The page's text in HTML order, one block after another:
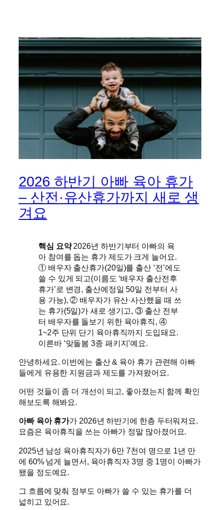
2026 하반기 아빠 육아 휴가
– 산전·유산휴가까지 새로 생
겨요
핵심 요약2026년 하반기부터 아빠의 육
아 참여를 돕는 휴가 제도가 크게 늘어요.
① 배우자 출산휴가(20일)를 출산 ‘전’에도
쓸 수 있게 되고(이름도 ‘배우자 출산전후
휴가’로 변경, 출산예정일 50일 전부터 사
용 가능), ② 배우자가 유산·사산했을 때 쓰
는 휴가(5일)가 새로 생기고, ③ 출산 전부
터 배우자를 돌보기 위한 육아휴직, ④
1~2주 단위 단기 육아휴직까지 도입돼요.
이른바 ‘맞돌봄 3종 패키지’예요.
안녕하세요. 이번에는 출산 & 육아 휴가 관련해 아빠
들에게 유용한 지원금과 제도를 가져왔어요.
어떤 것들이 좀 더 개선이 되고, 좋아졌는지 함께 확인
해보도록 해봐요.
아빠 육아 휴가가 2026년 하반기에 한층 두터워져요.
요즘은 육아휴직을 쓰는 아빠가 정말 많아졌어요.
2025년 남성 육아휴직자가 6만 7천여 명으로 1년 만
에 60% 넘게 늘면서, 육아휴직자 3명 중 1명이 아빠가
됐을 정도예요.
그 흐름에 맞춰 정부도 아빠가 쓸 수 있는 휴가를 더
넓히고 있어요.